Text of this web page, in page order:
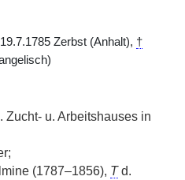
19.7.1785 Zerbst (Anhalt), †
Zucht- u. Arbeitshauses in
(1787–1856), Td.